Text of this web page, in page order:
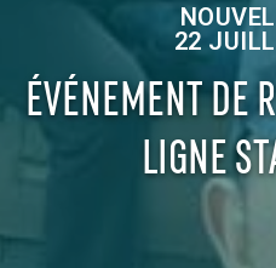
22
ÉVÉNEMENT DE
LIGNE